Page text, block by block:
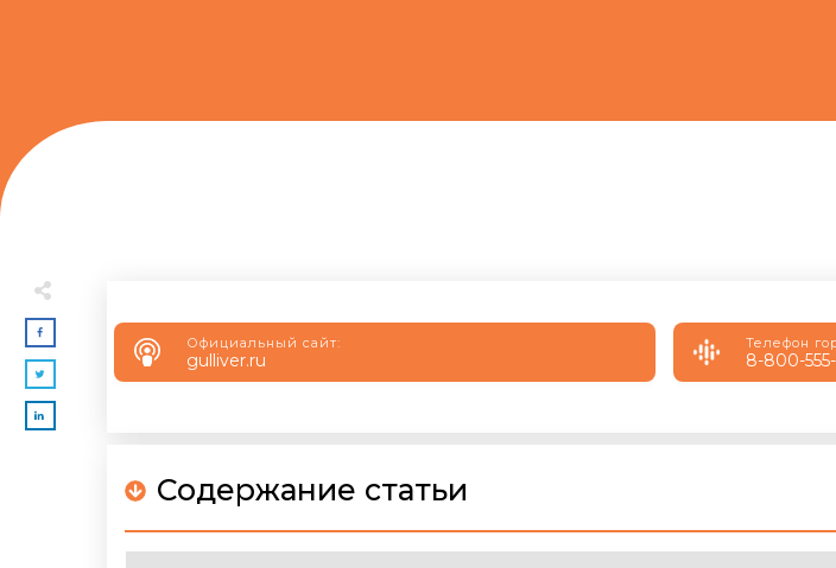
Официальный сайт:
gulliver.ru
Телефон
8-800-
Содержание статьи